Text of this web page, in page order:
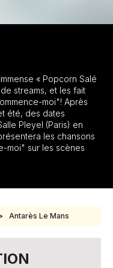
« Popcorn Salé
streams, et les fait
moi"! Après
été, des dates
Pleyel (Paris) en
les chansons
moi" sur les scènes
Antarès Le Mans